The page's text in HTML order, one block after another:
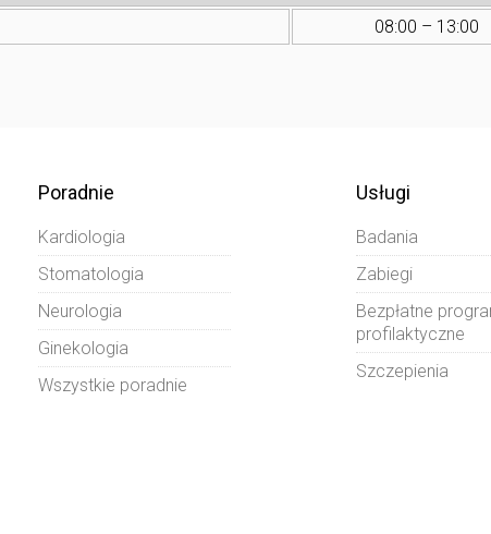
08:00 – 13:00
Poradnie
Kardiologia
Stomatologia
Neurologia
Ginekologia
Wszystkie poradnie
Usługi
Badania
Zabiegi
Bezpłatne
profilaktyczne
Szczepienia